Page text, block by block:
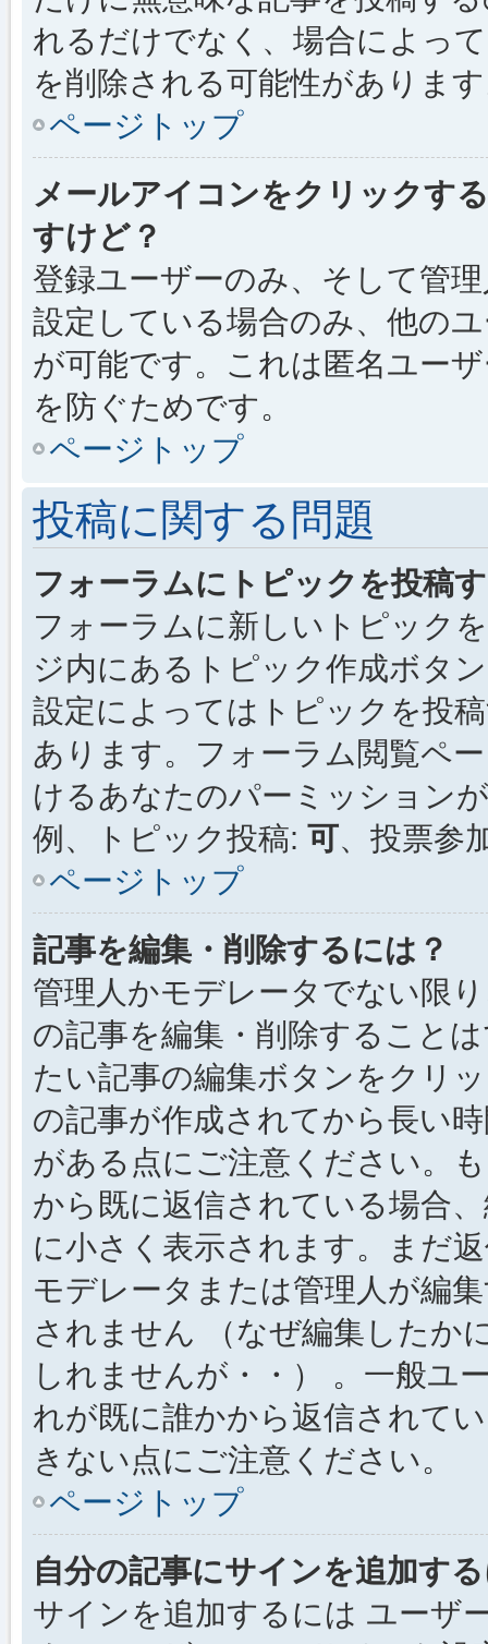
れるだけでなく、場合によっ
を削除される可能性がありま
ページトップ
メールアイコンをクリックす
すけど？
登録ユーザーのみ、そして管
設定している場合のみ、他の
が可能です。これは匿名ユー
を防ぐためです。
ページトップ
投稿に関する問題
フォーラムにトピックを投稿
フォーラムに新しいトピック
ジ内にあるトピック作成ボタ
設定によってはトピックを投
あります。フォーラム閲覧ペ
けるあなたのパーミッション
例、トピック投稿: 可、投票参
ページトップ
記事を編集・削除するには？
管理人かモデレータでない限
の記事を編集・削除すること
たい記事の編集ボタンをクリ
の記事が作成されてから長い
がある点にご注意ください。
から既に返信されている場合
に小さく表示されます。まだ
モデレータまたは管理人が編
されません （なぜ編集したか
しれませんが・・） 。一般ユ
れが既に誰かから返信されて
きない点にご注意ください。
ページトップ
自分の記事にサインを追加す
サインを追加するには ユーザ